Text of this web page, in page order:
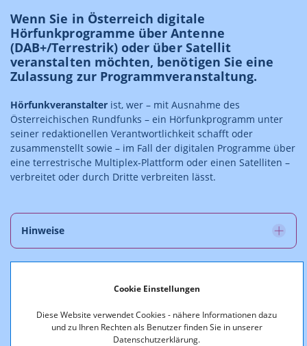
Cookie Einstellungen
Diese Website verwendet Cookies - nähere Informationen dazu
und zu Ihren Rechten als Benutzer finden Sie in unserer
Datenschutzerklärung.
Wenn Sie in Österreich digitale
Hörfunkprogramme über Antenne
(DAB+/Terrestrik) oder über Satellit
veranstalten möchten, benötigen Sie eine
Zulassung zur Programmveranstaltung.
Hörfunkveranstalter ist, wer – mit Ausnahme des
Österreichischen Rundfunks – ein Hörfunkprogramm unter
seiner redaktionellen Verantwortlichkeit schafft oder
zusammenstellt sowie – im Fall der digitalen Programme über
eine terrestrische Multiplex-Plattform oder einen Satelliten –
verbreitet oder durch Dritte verbreiten lässt.
Hinweise
Rechtsgrundlage